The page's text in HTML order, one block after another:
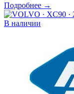
Подробнее →
В наличии